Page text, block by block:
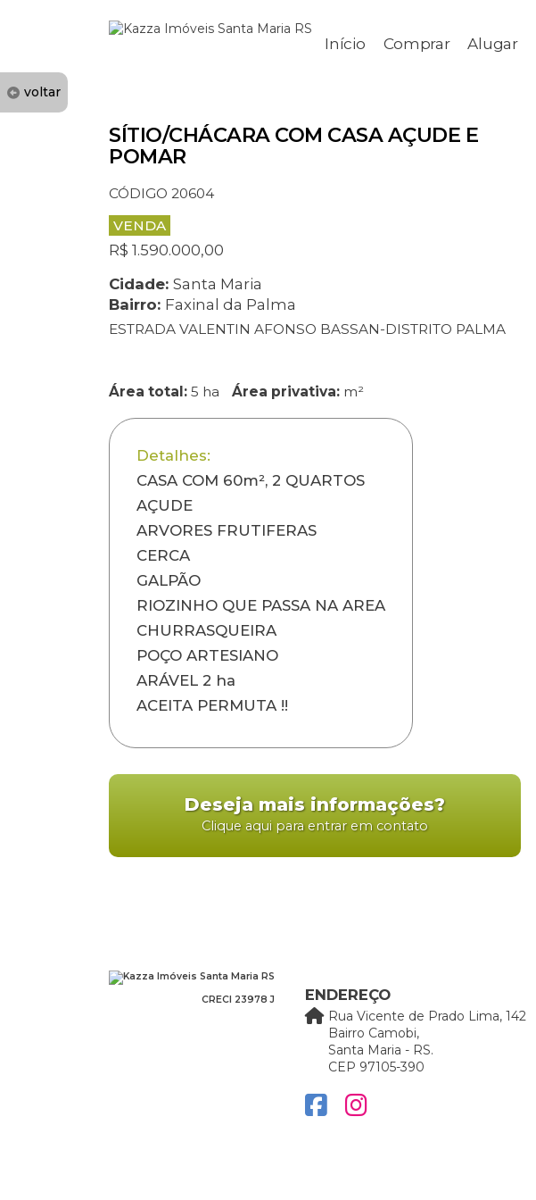
Início Comprar Alugar
voltar
SÍTIO/CHÁCARA COM CASA AÇUDE E
POMAR
CÓDIGO 20604
VENDA
R$ 1.590.000,00
Cidade: Santa Maria
Bairro: Faxinal da Palma
ESTRADA VALENTIN AFONSO BASSAN-DISTRITO PALMA
Área total: 5 ha Área privativa: m²
Detalhes:
CASA COM 60m², 2 QUARTOS
AÇUDE
ARVORES FRUTIFERAS
CERCA
GALPÃO
RIOZINHO QUE PASSA NA AREA
CHURRASQUEIRA
POÇO ARTESIANO
ARÁVEL 2 ha
ACEITA PERMUTA !!
Deseja mais informações?
Clique aqui para entrar em contato
CRECI 23978 J ENDEREÇO
Rua Vicente de Prado Lima, 142
Bairro Camobi,
Santa Maria - RS.
CEP 97105-390